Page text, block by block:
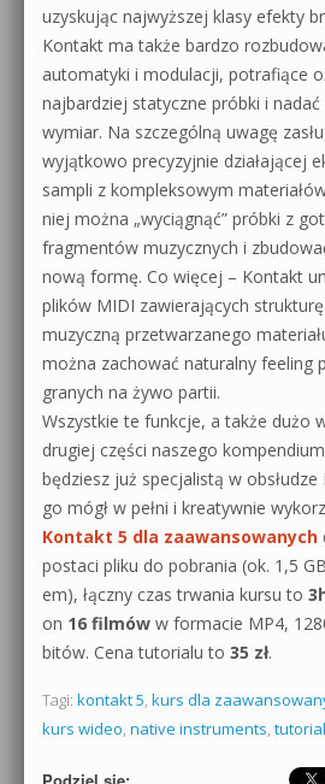
uzyskując najwyższej klasy efekty
Kontakt ma także bardzo
automatyki i modulacji, potrafiące
najbardziej statyczne próbki i nadać
wymiar. Na szczególną uwagę
wyjątkowo precyzyjnie działającej
sampli z kompleksowym
niej można „wyciągnąć” próbki z
fragmentów muzycznych i
nową formę. Co więcej – Kontakt
plików MIDI zawierających
muzyczną przetwarzanego
można zachować naturalny feeling
granych na żywo partii.
Wszystkie te funkcje, a także dużo
drugiej części naszego
będziesz już specjalistą w
go mógł w pełni i kreatywnie
Kontakt 5 dla zaawansowanych
postaci pliku do pobrania (ok. 1,5
em), łączny czas trwania kursu to
on 16 filmów w formacie MP4,
bitów. Cena tutorialu to 35 zł.
Tagi: kontakt 5, kurs dla
kurs wideo, native instruments,
Podziel się: